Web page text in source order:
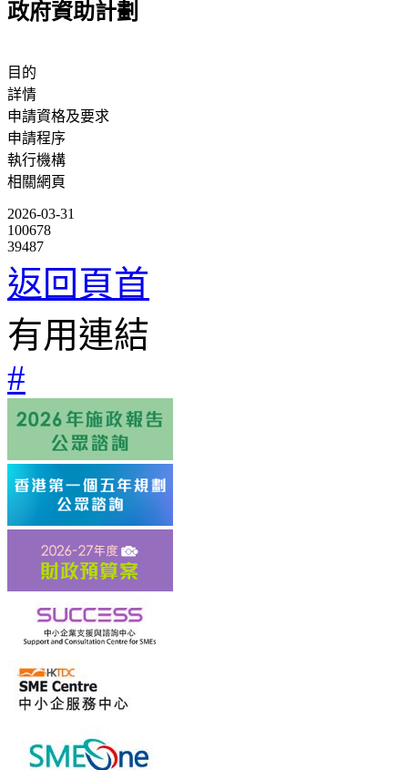
政府資助計劃
目的
詳情
申請資格及要求
申請程序
執行機構
相關網頁
2026-03-31
100678
39487
返回頁首
有用連結
#